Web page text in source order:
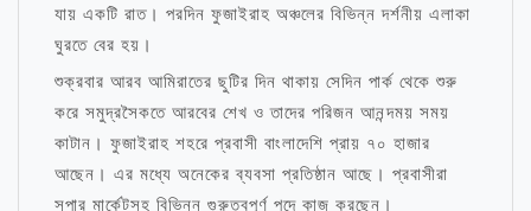
যায় একটি রাত। পরদিন ফুজাইরাহ অঞ্চলের বিভিন্ন দর্শনীয় এলাকা
ঘুরতে বের হয়।
শুক্রবার আরব আমিরাতের ছুটির দিন থাকায় সেদিন পার্ক থেকে শুরু
করে সমুদ্রসৈকতে আরবের শেখ ও তাদের পরিজন আনন্দময় সময়
কাটান। ফুজাইরাহ শহরে প্রবাসী বাংলাদেশি প্রায় ৭০ হাজার
আছেন। এর মধ্যে অনেকের ব্যবসা প্রতিষ্ঠান আছে। প্রবাসীরা
সুপার মার্কেটসহ বিভিন্ন গুরুত্বপূর্ণ পদে কাজ করছেন।